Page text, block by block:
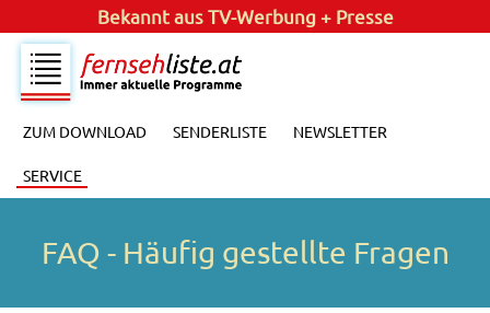
Bekannt ausTV-Werbung + Presse
ZUM DOWNLOAD SENDERLISTE NEWSLETTER
SERVICE
FAQ - Häufig gestellte Fragen